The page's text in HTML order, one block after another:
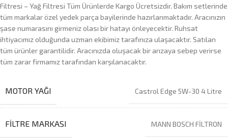
Filtresi – Yağ Filtresi Tüm Ürünlerde Kargo Ücretsizdir. Bakım setlerinde
tüm markalar özel yedek parça bayilerinde hazırlanmaktadır. Aracınızın
şase numarasını girmeniz olası bir hatayı önleyecektir. Ruhsat
ihtiyacımız olduğunda uzman ekibimiz tarafınıza ulaşacaktır. Satılan
tüm ürünler garantilidir. Aracınızda oluşacak bir arızaya sebep verirse
tüm zarar firmamız tarafından karşılanacaktır.
MOTOR YAĞI Castrol Edge 5W-30 4 Litre
FILTRE MARKASI MANN BOSCH FİLTRON